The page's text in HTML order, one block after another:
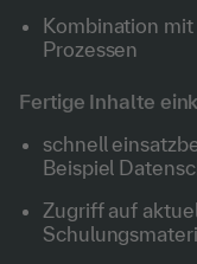
Kombination
Prozessen
Fertige Inhalte
schnell
Beispiel
Zugriff auf